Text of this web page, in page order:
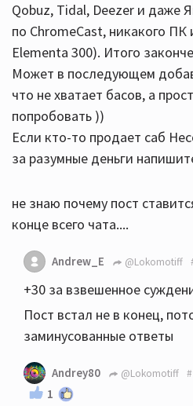
Qobuz, Tidal, Deezer и даже
по ChromeCast, никакого ПК
Elementa 300). Итого
Может в последующем
что не хватает басов, а
попробовать ))
Если кто-то продает саб
за разумные деньги
не знаю почему пост
конце всего чата....
Andrew_E @Lokomotiff
+30 за взвешенное
Пост встал не в конец,
заминусованные ответы
Andrey80 @Lokomotiff
1